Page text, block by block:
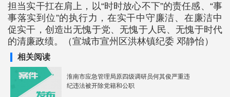
担当实干扛在肩上，以“时时放心不下”的责任感、“事
事落实到位”的执行力，在实干中守廉洁、在廉洁中
促实干，创造出无愧于党、无愧于人民、无愧于时代
的清廉政绩。（宣城市宣州区洪林镇纪委 邓静怡）
相关阅读
淮南市应急管理局原四级调研员何其俊严重违
纪违法被开除党籍和公职